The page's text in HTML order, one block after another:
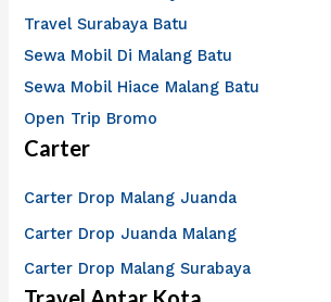
Travel Surabaya Batu
Sewa Mobil Di Malang Batu
Sewa Mobil Hiace Malang Batu
Open Trip Bromo
Carter
Carter Drop Malang Juanda
Carter Drop Juanda Malang
Carter Drop Malang Surabaya